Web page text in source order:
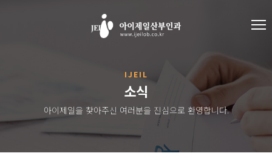
IJEIL
소식
아이제일을 찾아주신 여러분을 진심으로 환영합니다.